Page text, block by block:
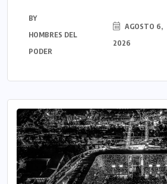
BY
HOMBRES DEL
PODER
AGOSTO 6,
2026